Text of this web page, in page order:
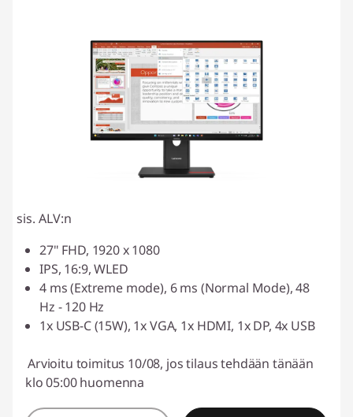
sis. ALV:n
27" FHD, 1920 x 1080
IPS, 16:9, WLED
4 ms (Extreme mode), 6 ms (Normal Mode), 48
Hz - 120 Hz
1x USB-C (15W), 1x VGA, 1x HDMI, 1x DP, 4x USB
Arvioitu toimitus 10/08, jos tilaus tehdään tänään
klo 05:00 huomenna